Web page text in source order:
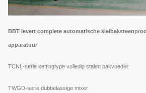
BBT levert complete automatische
apparatuur
TCNL-serie kettingtype volledig stalen bakvoeder
TWGD-serie dubbelassige mixer